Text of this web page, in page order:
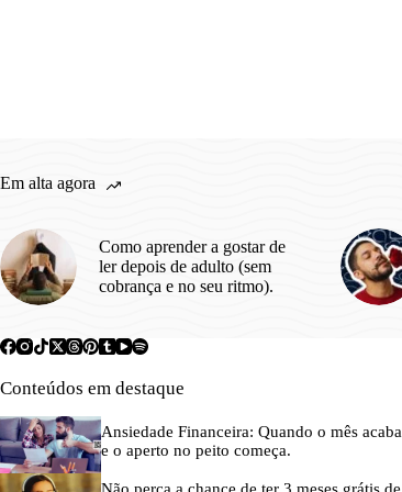
Em alta agora
Como aprender a gostar de
ler depois de adulto (sem
cobrança e no seu ritmo).
Conteúdos em destaque
Ansiedade Financeira: Quando o mês acaba
e o aperto no peito começa.
Não perca a chance de ter 3 meses grátis de